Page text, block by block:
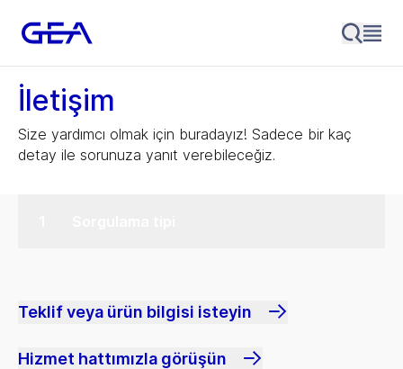
İletişim
Size yardımcı olmak için buradayız! Sadece bir kaç
detay ile sorunuza yanıt verebileceğiz.
Teklif veya ürün bilgisi isteyin
Hizmet hattımızla görüşün